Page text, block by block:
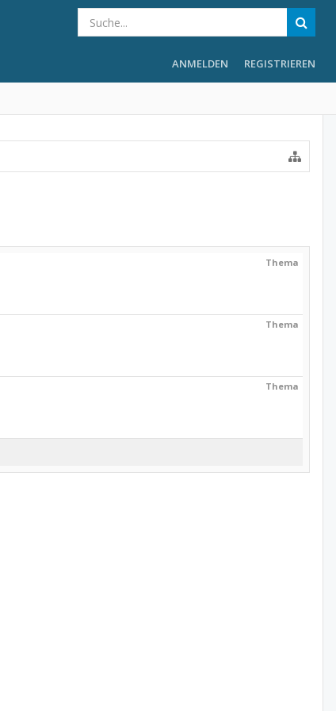
ANMELDEN REGISTRIEREN
Thema
Thema
Thema